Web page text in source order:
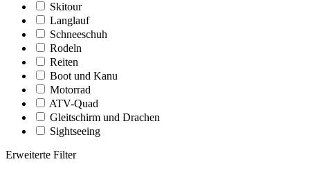
Skitour
Langlauf
Schneeschuh
Rodeln
Reiten
Boot und Kanu
Motorrad
ATV-Quad
Gleitschirm und Drachen
Sightseeing
Erweiterte Filter